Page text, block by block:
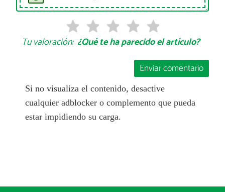
Tu valoración: ¿Qué te ha parecido el artículo?
Enviar comentario
Si no visualiza el contenido, desactive
cualquier adblocker o complemento que pueda
estar impidiendo su carga.